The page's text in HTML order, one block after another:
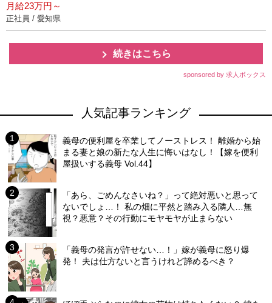
月給23万円～
正社員 / 愛知県
続きはこちら
sponsored by 求人ボックス
人気記事ランキング
義母の便利屋を卒業してノーストレス！ 離婚から始
まる妻と娘の新たな人生に悔いはなし！【嫁を便利
屋扱いする義母 Vol.44】
「あら、ごめんなさいね？」って絶対悪いと思って
ないでしょ…！ 私の畑に平然と踏み入る隣人…無
視？悪意？その行動にモヤモヤが止まらない
「義母の発言が許せない…！」嫁が義母に怒り爆
発！ 夫は仕方ないと言うけれど諦めるべき？